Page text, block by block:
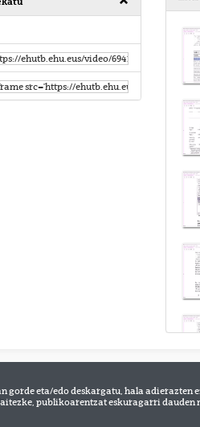
gorde eta/edo deskargatu, hala adierazten
publikoarentzat eskuragarri dauden